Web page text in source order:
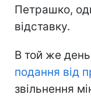
Петрашко,
відставку.
В той же
подання від
звільнення